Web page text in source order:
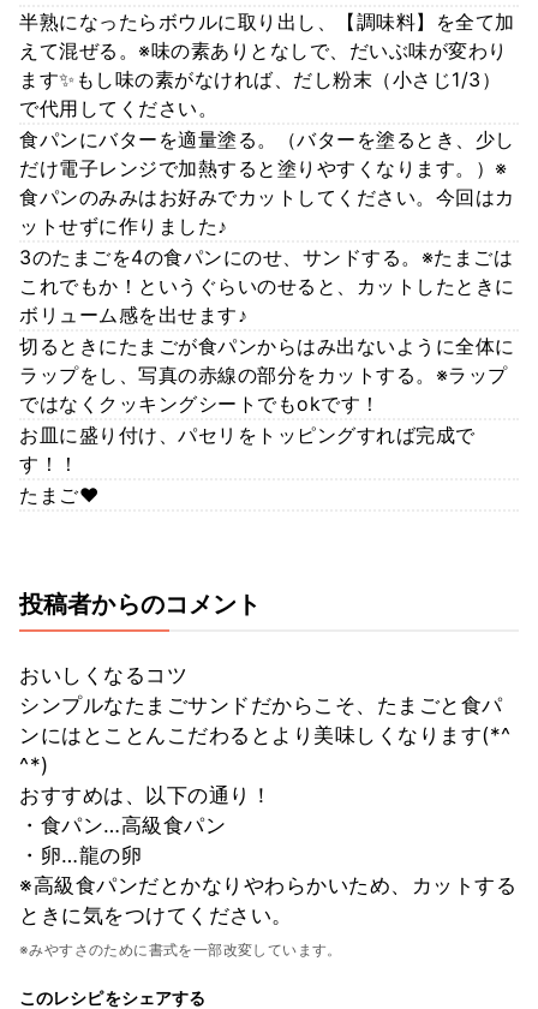
半熟になったらボウルに取り出し、【調味料】を全て加
えて混ぜる。※味の素ありとなしで、だいぶ味が変わり
ます✨もし味の素がなければ、だし粉末（小さじ1/3）
で代用してください。
食パンにバターを適量塗る。（バターを塗るとき、少し
だけ電子レンジで加熱すると塗りやすくなります。）※
食パンのみみはお好みでカットしてください。今回はカ
ットせずに作りました♪
3のたまごを4の食パンにのせ、サンドする。※たまごは
これでもか！というぐらいのせると、カットしたときに
ボリューム感を出せます♪
切るときにたまごが食パンからはみ出ないように全体に
ラップをし、写真の赤線の部分をカットする。※ラップ
ではなくクッキングシートでもokです！
お皿に盛り付け、パセリをトッピングすれば完成で
す！！
たまご❤️
投稿者からのコメント
おいしくなるコツ
シンプルなたまごサンドだからこそ、たまごと食パ
ンにはとことんこだわるとより美味しくなります(*^
^*)
おすすめは、以下の通り！
・食パン…高級食パン
・卵…龍の卵
※高級食パンだとかなりやわらかいため、カットする
ときに気をつけてください。
※みやすさのために書式を一部改変しています。
このレシピをシェアする